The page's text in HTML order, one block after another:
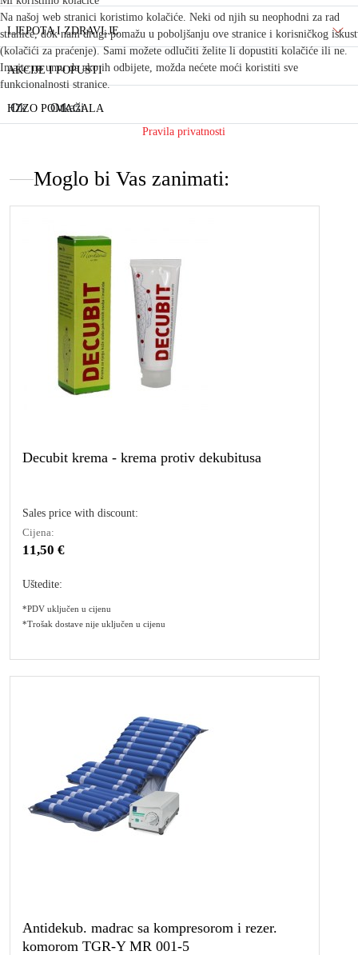
LJEPOTA I ZDRAVLJE
AKCIJE I POPUSTI
HZZO POMAGALA
Moglo bi Vas zanimati:
Decubit krema - krema protiv dekubitusa
Sales price with discount:
Cijena:
11,50 €
Uštedite:
*PDV uključen u cijenu
*Trošak dostave nije uključen u cijenu
Antidekub. madrac sa kompresorom i rezer.
komorom TGR-Y MR 001-5
Na našoj web stranici koristimo kolačiće. Neki od njih su neophodni za rad
stranice, dok nam drugi pomažu u poboljšanju ove stranice i korisničkog
(kolačići za praćenje). Sami možete odlučiti želite li dopustiti kolačiće ili ne.
Imajte na umu da ako ih odbijete, možda nećete moći koristiti sve
funkcionalnosti stranice.
Ok Otkaži
Pravila privatnosti